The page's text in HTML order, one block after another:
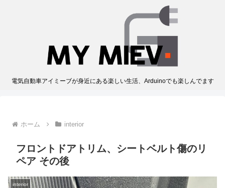
電気自動車アイミーブが身近にある楽しい生活、Arduinoでも楽しんでます
ホーム interior
フロントドアトリム、シートベルト傷のリ
ペア その後
interior